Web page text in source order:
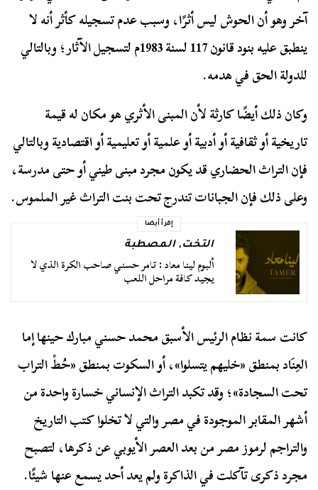
آخر وهو أن الحوش ليس أثرًا، وسبب عدم تسجيله كأثر أنه لا
ينطبق عليه بنود قانون 117 لسنة 1983م لتسجيل الآثار؛ وبالتالي
للدولة الحق في هدمه.
وكان ذلك أيضًا كارثة لأن المبنى الأثري هو مكان له قيمة
تاريخية أو ثقافية أو أدبية أو علمية أو تعليمية أو اقتصادية وبالتالي
فإن التراث الحضاري قد يكون مجرد مبنى طيني أو حتى مدرسة،
وعلى ذلك فإن الجبانات تندرج تحت بنت التراث غير الملموس.
إقرأ أيضا
التخت,المصطبة
ألبوم لينا معاد : تامر حسني صاحب الكرة الذي لا
يجيد كافة مراحل اللعب
كانت سمة نظام الرئيس الأسبق محمد حسني مبارك حينها إما
العِنَاد بمنطق «خليهم يتسلوا»، أو السكوت بمنطق «حُطْ التراب
تحت السجادة»؛ وقد تكبد التراث الإنساني خسارة واحدة من
أشهر المقابر الموجودة في مصر والتي لا تخلوا كتب التاريخ
والتراجم لرموز مصر من بعد العصر الأيوبي عن ذكرها، لتصبح
مجرد ذكرى تآكلت في الذاكرة ولم يعد أحد يسمع عنها شيئًا.